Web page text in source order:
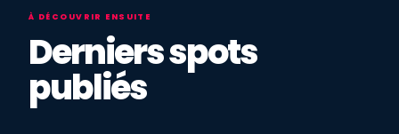
À DÉCOUVRIR ENSUITE
Derniers spots
publiés